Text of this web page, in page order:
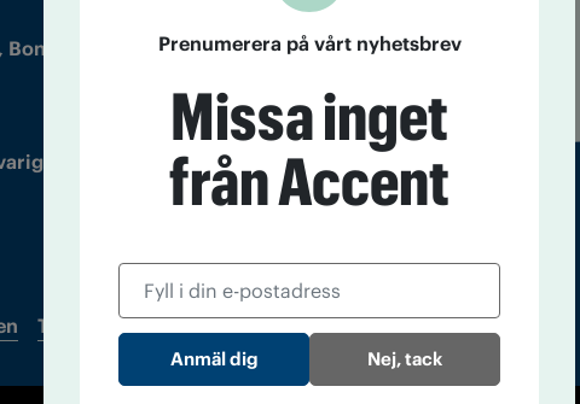
21, 116 33 Stockholm
utgivare: Barbro Janson Lundkvist,
Tidningsarkiv In English
nummer av
Prenumerera på vårt nyhetsbrev
Missa inget
från Accent
Nej, tack